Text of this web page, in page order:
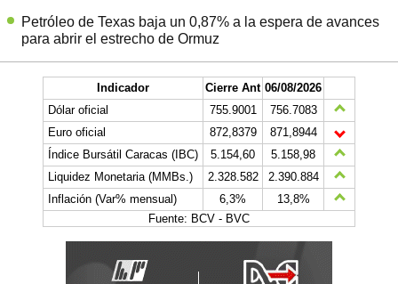
Petróleo de Texas baja un 0,87% a la espera de avances
para abrir el estrecho de Ormuz
Indicador Cierre Ant 06/08/2026
Dólar oficial
755.9001
756.7083
Euro oficial
872,8379
871,8944
Índice Bursátil Caracas (IBC)
5.154,60
5.158,98
Liquidez Monetaria (MMBs.)
2.328.582
2.390.884
Inflación (Var% mensual)
6,3%
13,8%
Fuente: BCV - BVC